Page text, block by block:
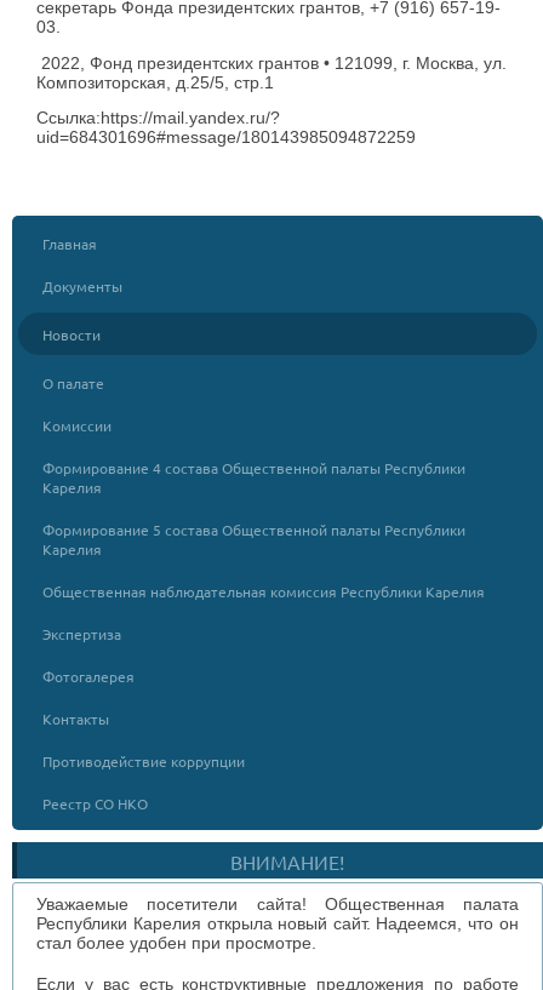
секретарь Фонда президентских грантов, +7 (916) 657-19-
03.
2022, Фонд президентских грантов • 121099, г. Москва, ул.
Композиторская, д.25/5, стр.1
Ссылка:https://mail.yandex.ru/?
uid=684301696#message/180143985094872259
Главная
Документы
Новости
О палате
Комиссии
Формирование 4 состава Общественной палаты Республики
Карелия
Формирование 5 состава Общественной палаты Республики
Карелия
Общественная наблюдательная комиссия Республики Карелия
Экспертиза
Фотогалерея
Контакты
Противодействие коррупции
Реестр СО НКО
ВНИМАНИЕ!
Уважаемые посетители сайта! Общественная палата
Республики Карелия открыла новый сайт. Надеемся, что он
стал более удобен при просмотре.
Если у вас есть конструктивные предложения по работе